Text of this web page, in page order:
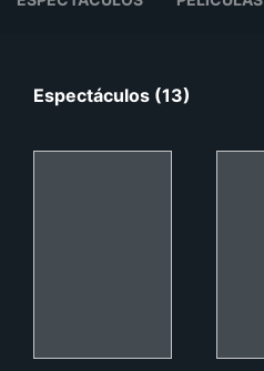
Espectáculos (13)